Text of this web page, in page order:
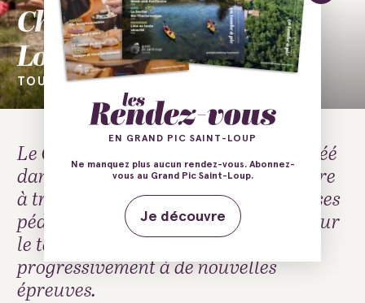
Challenge du Pic Saint-
Loup
TOUTE L'ANNÉE
Le Challenge Pic Saint-Loup a été créé
dans le but de promouvoir le territoire
à travers le sport. Basé sur des courses
pédestres “hors stade” se déroulant sur
le territoire, il devrait s’ouvrir
progressivement à de nouvelles
épreuves.
EN GRAND PIC SAINT-LOUP
Ne manquez plus aucun rendez-vous. Abonnez-
vous au Grand Pic Saint-Loup.
Je découvre